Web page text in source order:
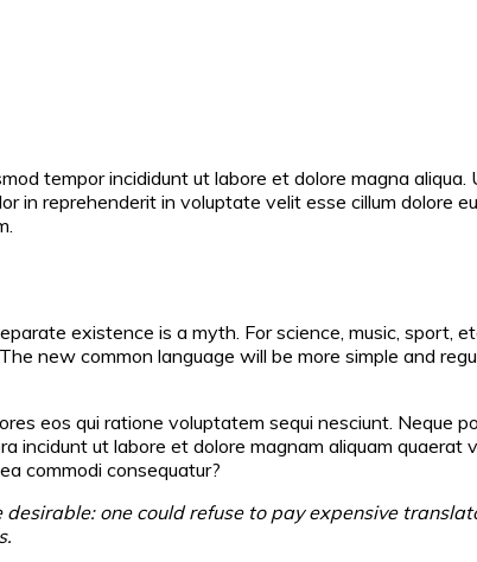
tempor incididunt ut labore et dolore magna
in reprehenderit in voluptate velit esse cillum dolore
existence is a myth. For science, music, sport,
. The new common language will be more simple and
eos qui ratione voluptatem sequi nesciunt. Neque
incidunt ut labore et dolore magnam aliquam quaerat
commodi consequatur?
one could refuse to pay expensive